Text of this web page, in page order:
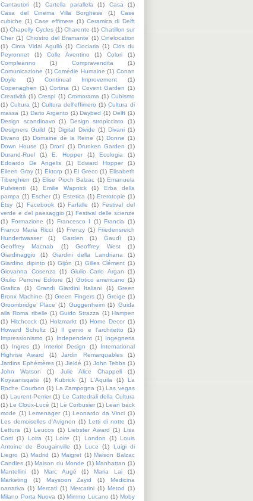
Cantautori
(1) Cartella parallela (1) Casa
(1)
Casa del Cinema Villa Borghese
(1)
Case
cubiche (1) Case effimere (1) Ceramica di Delft
(1) Chapelly Cycles (1) Charente (1) Chatillon sur
Cher (1) Chiostro del Bramante (1) Cinelocation
(1) Cinta Vidal Agullò (1) Ciociaria (1) Clos du
Peyronnet
(1) Colle Aventino (1) Colori
(1)
Compleanno
(1) Compravendita
(1)
Comunicazione (1) Comédie Humaine (1) Conan
Doyle
(1) Continual Improvement
(1)
Copenaghen (1) Cortina (1) Covent Garden (1)
Creatività (1) Crespi (1) Cromorama (1) Cubismo
(1) Cultura (1) Cultura dell'effimero (1) Cultura di
massa (1) Dario Argento (1) Daybed (1) Delft (1)
Design scandinavo
(1) Design stropicciato
(1)
Designers Guild (1) Digital Divide (1) Divani (1)
Divano (1) Domaine de la Reine (1) Donne (1)
Down House (1) Droni (1) Drunken Garden (1)
Durand-Ruel
(1) E. Hopper (1) Ecologia
(1)
Edoardo De Angelis
(1) Edward Hopper
(1)
Eileen Gray (1) Ektorp (1) El Greco (1) Elisabeth
Tiberghien (1) Elise Pioch Balzac (1) Emanuela
Pulvirenti
(1) Emilie Wapnick (1)
Erba della
pampa (1) Escher (1) Estetica (1) Eterotopie (1)
Etsy (1) Facebook (1) Farfalle (1) Festival del
verde e del paesaggio (1) Festival delle scienze
(1) Formazione (1) Francesco I (1) Francia
(1)
Franco Maria Ricci (1) Frenzy (1) Friedensreich
Hundertwasser
(1) Garden (1) Gaudì
(1)
Geoffrey Macnab
(1) Geoffrey West
(1)
Giardinaggio
(1) Giardini della Landriana
(1)
Giardino dipinto (1) Gijòn (1) Gilles Clément (1)
Giovanna Cosenza
(1) Giulio Carlo Argan
(1)
Giulio Perrone Editore (1) Gotico americano (1)
Grafica
(1) Grandi Giardini Italiani (1)
Green
Bronx Machine (1) Green Fingers (1) Greige (1)
Groombridge Place (1) Guggenheim (1) Guida
alla Roma ribelle (1) Guido Strazza (1) Hampen
(1) Hitchcock (1) Holzmarkt (1) Home Decor (1)
Howard Schultz
(1) Il genio e l'architetto
(1)
Impressionismo (1) Independent (1) Ingegneria
(1)
Ingres (1) Interior Design (1)
International
Highrise Award
(1) Jardin Remarquables
(1)
Jardins Ephémères (1) Jieldè (1) John Tebbs (1)
John Watson
(1) Julie Alice Chappell
(1)
Koyaanisqatsi
(1) Kubrick (1) L'Aquila (1)
La
Roche Courbon (1) La Zampogna (1) Las vegas
(1) Laurent-Perrier (1) Le Cattedrali della Cultura
(1) Le Cloux-Lucè (1) Le Corbusier (1) Lean back
mode (1) Lemenager (1) Leonardo da Vinci (1)
Les demoiselles d'Avignon (1) Letti di notte (1)
Lettura
(1) Leucos (1) Liebster Award (1) Lisa
Corti (1) Loira (1) Loire (1) London (1) Louis
Antoine de Bougainville
(1) Luce (1)
Luigi di
Liegro (1) Madrid (1) Maigret (1) Maison Balzac
Candles (1) Maison du Monde (1) Manhattan (1)
Mantellini
(1) Marc Augè (1) Maria Lai
(1)
Marketing
(1) Maysoon Zayid (1)
Medicina
narrativa (1) Mercati (1) Mercatini (1) Metod (1)
Milano Porta Nuova (1) Mimmo Lucano (1) Moby